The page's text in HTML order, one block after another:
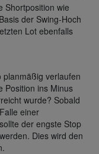
Shortposition wie
der Swing-Hoch
Lot ebenfalls
planmäßig verlaufen
Position ins Minus
wurde? Sobald
einer
der engste Stop
Dies wird den